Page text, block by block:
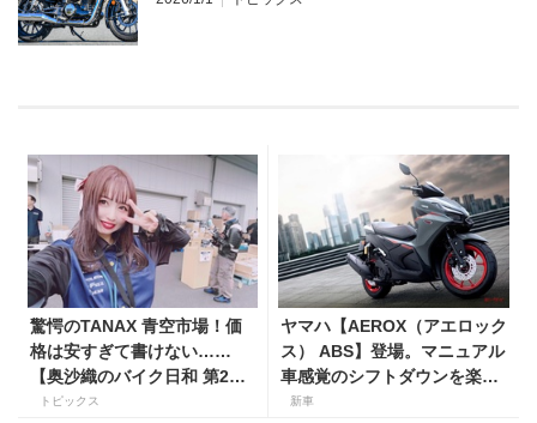
驚愕のTANAX 青空市場！価
格は安すぎて書けない……
【奥沙織のバイク日和 第2
回】
トピックス
ヤマハ【AEROX（アエロック
ス） ABS】登場。マニュアル
車感覚のシフトダウンを楽し
める新型155ccスポーツスク
新車